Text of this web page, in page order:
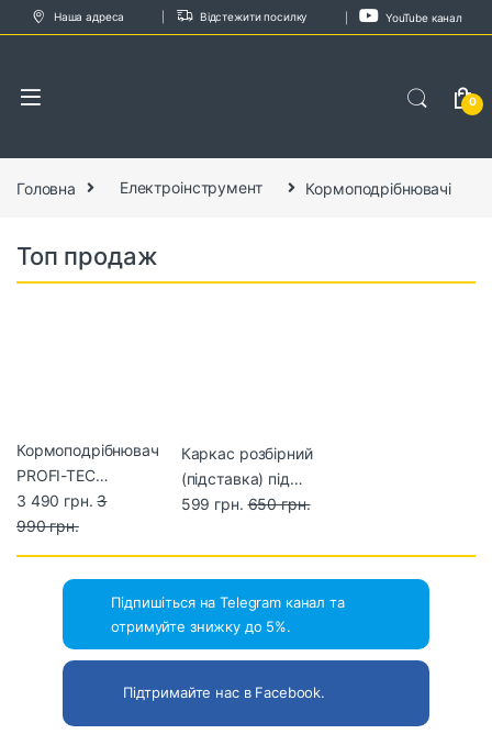
Skip to navigation
Skip to content
Наша адреса Відстежити посилку YouTube канал
0
Головна Електроінструмент Кормоподрібнювачі
Топ продаж
Кормоподрібнювач
PROFI-TEC
PFC4200 (2700 Вт)
3 490 грн.3
990 грн.
Каркас розбірний
(підставка) під
кормоподрібнювачі
599 грн.650 грн.
Підпишіться на Telegram канал та
отримуйте знижку до 5%.
Підтримайте нас в Facebook.